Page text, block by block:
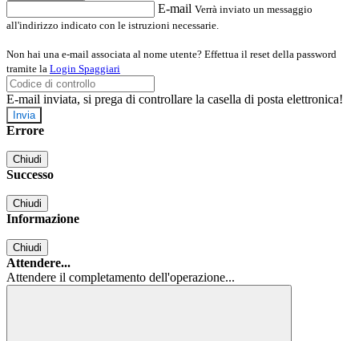
E-mail Verrà inviato un messaggio
all'indirizzo indicato con le istruzioni necessarie.
Non hai una e-mail associata al nome utente? Effettua il reset della password
tramite la Login Spaggiari
E-mail inviata, si prega di controllare la casella di posta elettronica!
Errore
Chiudi
Successo
Chiudi
Informazione
Chiudi
Attendere...
Attendere il completamento dell'operazione...